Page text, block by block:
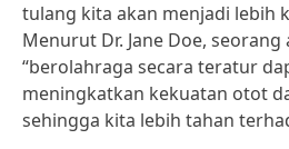
tulang kita akan menjadi lebih
Menurut Dr. Jane Doe,
“berolahraga secara teratur
meningkatkan kekuatan otot
sehingga kita lebih tahan